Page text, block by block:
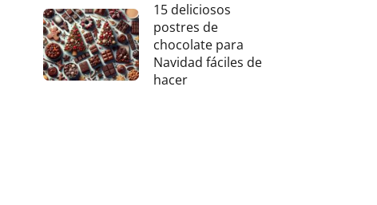
15 deliciosos
postres de
chocolate para
Navidad fáciles de
hacer